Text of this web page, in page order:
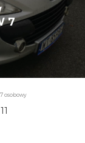
7
osobowy